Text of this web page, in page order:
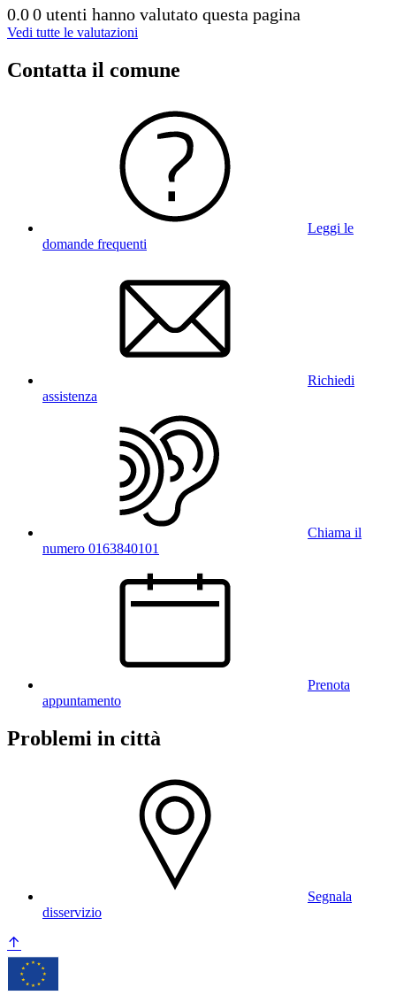
0.00 utenti hanno valutato questa pagina
Vedi tutte le valutazioni
Contatta il comune
Leggi le
domande frequenti
Richiedi
assistenza
Chiama il
numero 0163840101
Prenota
appuntamento
Problemi in città
Segnala
disservizio